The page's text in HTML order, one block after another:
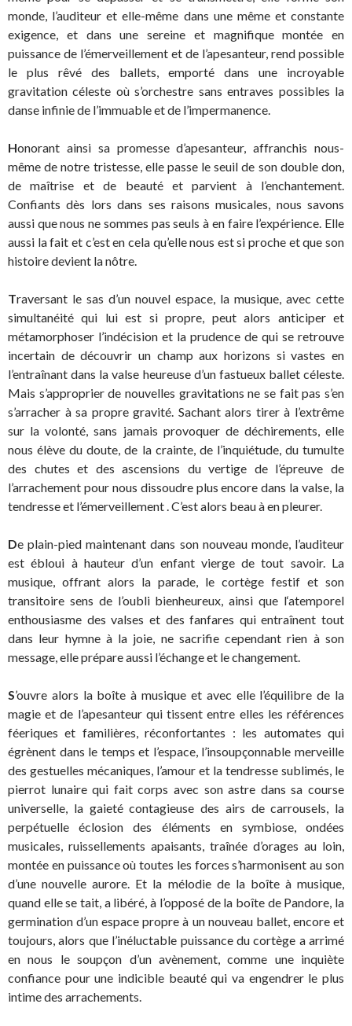
monde, l’auditeur et elle-même dans une même et constante
exigence, et dans une sereine et magnifique montée en
puissance de l’émerveillement et de l’apesanteur, rend possible
le plus rêvé des ballets, emporté dans une incroyable
gravitation céleste où s’orchestre sans entraves possibles la
danse infinie de l’immuable et de l’impermanence.
Honorant ainsi sa promesse d’apesanteur, affranchis nous-
même de notre tristesse, elle passe le seuil de son double don,
de maîtrise et de beauté et parvient à l’enchantement.
Confiants dès lors dans ses raisons musicales, nous savons
aussi que nous ne sommes pas seuls à en faire l’expérience. Elle
aussi la fait et c’est en cela qu’elle nous est si proche et que son
histoire devient la nôtre.
Traversant le sas d’un nouvel espace, la musique, avec cette
simultanéité qui lui est si propre, peut alors anticiper et
métamorphoser l’indécision et la prudence de qui se retrouve
incertain de découvrir un champ aux horizons si vastes en
l’entraînant dans la valse heureuse d’un fastueux ballet céleste.
Mais s’approprier de nouvelles gravitations ne se fait pas s’en
s’arracher à sa propre gravité. Sachant alors tirer à l’extrême
sur la volonté, sans jamais provoquer de déchirements, elle
nous élève du doute, de la crainte, de l’inquiétude, du tumulte
des chutes et des ascensions du vertige de l’épreuve de
l’arrachement pour nous dissoudre plus encore dans la valse, la
tendresse et l’émerveillement . C’est alors beau à en pleurer.
De plain-pied maintenant dans son nouveau monde, l’auditeur
est ébloui à hauteur d’un enfant vierge de tout savoir. La
musique, offrant alors la parade, le cortège festif et son
transitoire sens de l’oubli bienheureux, ainsi que l‘atemporel
enthousiasme des valses et des fanfares qui entraînent tout
dans leur hymne à la joie, ne sacrifie cependant rien à son
message, elle prépare aussi l’échange et le changement.
S’ouvre alors la boîte à musique et avec elle l’équilibre de la
magie et de l’apesanteur qui tissent entre elles les références
féeriques et familières, réconfortantes : les automates qui
égrènent dans le temps et l’espace, l’insoupçonnable merveille
des gestuelles mécaniques, l’amour et la tendresse sublimés, le
pierrot lunaire qui fait corps avec son astre dans sa course
universelle, la gaieté contagieuse des airs de carrousels, la
perpétuelle éclosion des éléments en symbiose, ondées
musicales, ruissellements apaisants, traînée d’orages au loin,
montée en puissance où toutes les forces s’harmonisent au son
d’une nouvelle aurore. Et la mélodie de la boîte à musique,
quand elle se tait, a libéré, à l’opposé de la boîte de Pandore, la
germination d’un espace propre à un nouveau ballet, encore et
toujours, alors que l’inéluctable puissance du cortège a arrimé
en nous le soupçon d’un avènement, comme une inquiète
confiance pour une indicible beauté qui va engendrer le plus
intime des arrachements.